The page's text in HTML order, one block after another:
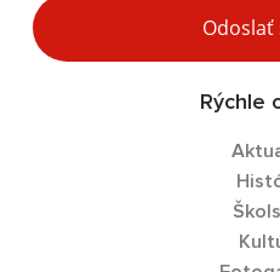
Odoslať
Rýchle